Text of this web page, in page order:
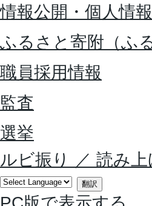
情報公開・個人情
ふるさと寄附（ふ
職員採用情報
監査
選挙
ルビ振り
／ 読み上
翻訳